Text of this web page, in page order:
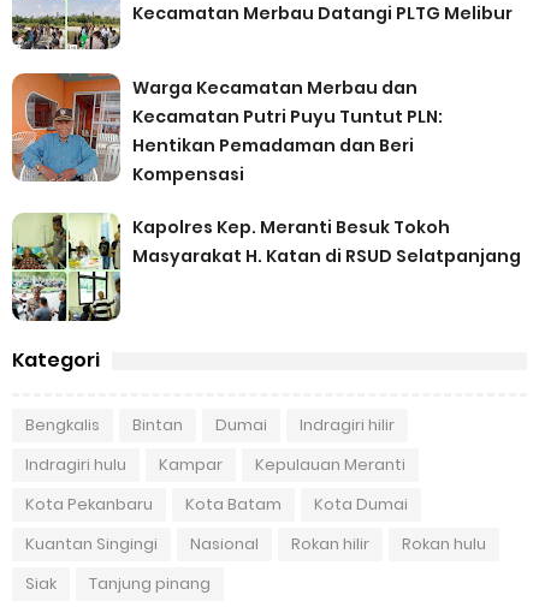
Kecamatan Merbau Datangi PLTG Melibur
Warga Kecamatan Merbau dan
Kecamatan Putri Puyu Tuntut PLN:
Hentikan Pemadaman dan Beri
Kompensasi
Kapolres Kep. Meranti Besuk Tokoh
Masyarakat H. Katan di RSUD Selatpanjang
Kategori
Bengkalis Bintan Dumai
Indragiri hilir
Indragiri hulu
Kampar
Kepulauan Meranti
Kota Pekanbaru
Kota Batam
Kota Dumai
Kuantan Singingi
Nasional Rokan hilir
Rokan hulu
Siak
Tanjung pinang